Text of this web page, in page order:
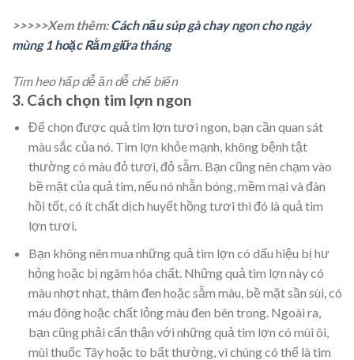
>>>>>Xem thêm:Cách nấu súp gà chay ngon cho ngày
mùng 1 hoặc Rằm giữa tháng
Tim heo hấp dễ ăn dễ chế biến
3. Cách chọn tim lợn ngon
Để chọn được quả tim lợn tươi ngon, bạn cần quan sát
màu sắc của nó. Tim lợn khỏe mạnh, không bệnh tật
thường có màu đỏ tươi, đỏ sẫm. Bạn cũng nên chạm vào
bề mặt của quả tim, nếu nó nhẵn bóng, mềm mại và đàn
hồi tốt, có ít chất dịch huyết hồng tươi thì đó là quả tim
lợn tươi.
Bạn không nên mua những quả tim lợn có dấu hiệu bị hư
hỏng hoặc bị ngâm hóa chất. Những quả tim lợn này có
màu nhợt nhạt, thâm đen hoặc sẫm màu, bề mặt sần sùi, có
máu đông hoặc chất lỏng màu đen bên trong. Ngoài ra,
bạn cũng phải cẩn thận với những quả tim lợn có mùi ôi,
mùi thuốc Tây hoặc to bất thường, vì chúng có thể là tim